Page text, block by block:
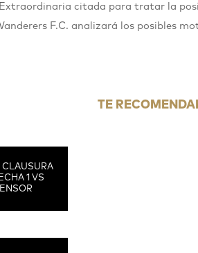
citada para tratar la
F.C. analizará los posibles
TE
CLAUSURA
1 VS